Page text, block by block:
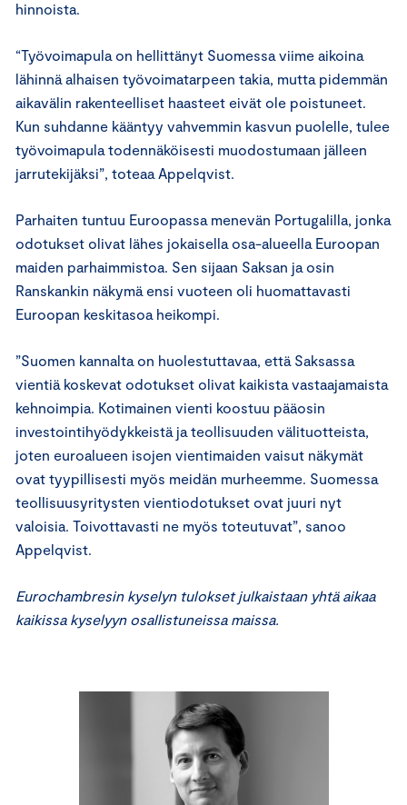
hinnoista.
“Työvoimapula on hellittänyt Suomessa viime aikoina
lähinnä alhaisen työvoimatarpeen takia, mutta pidemmän
aikavälin rakenteelliset haasteet eivät ole poistuneet.
Kun suhdanne kääntyy vahvemmin kasvun puolelle, tulee
työvoimapula todennäköisesti muodostumaan jälleen
jarrutekijäksi”, toteaa Appelqvist.
Parhaiten tuntuu Euroopassa menevän Portugalilla, jonka
odotukset olivat lähes jokaisella osa-alueella Euroopan
maiden parhaimmistoa. Sen sijaan Saksan ja osin
Ranskankin näkymä ensi vuoteen oli huomattavasti
Euroopan keskitasoa heikompi.
”Suomen kannalta on huolestuttavaa, että Saksassa
vientiä koskevat odotukset olivat kaikista vastaajamaista
kehnoimpia. Kotimainen vienti koostuu pääosin
investointihyödykkeistä ja teollisuuden välituotteista,
joten euroalueen isojen vientimaiden vaisut näkymät
ovat tyypillisesti myös meidän murheemme. Suomessa
teollisuusyritysten vientiodotukset ovat juuri nyt
valoisia. Toivottavasti ne myös toteutuvat”, sanoo
Appelqvist.
Eurochambresin kyselyn tulokset julkaistaan yhtä aikaa
kaikissa kyselyyn osallistuneissa maissa.